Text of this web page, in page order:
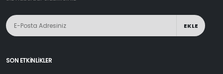
EKLE
SON ETKINLIKLER